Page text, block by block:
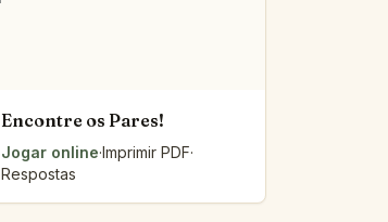
Encontre os Pares!
Jogar online·Imprimir PDF·
Respostas